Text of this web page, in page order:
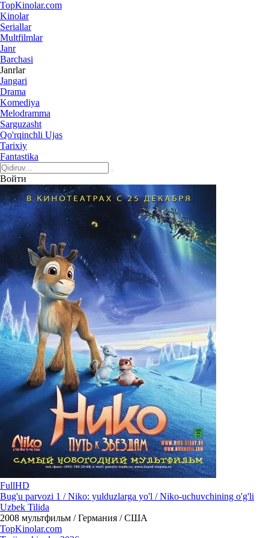
TopKinolar.com
Kinolar
Seriallar
Multfilmlar
Janr
Barchasi
Janrlar
Jangari
Drama
Komediya
Melodramma
Sarguzasht
Qo'rqinchli Ujas
Tarixiy
Fantastika
Войти
FullHD
Bug'u parvozi 1 / Niko: yulduzlarga yo'l / Niko-uchuvchining o'g'li
Uzbek Tilida
2008 мультфильм / Германия / США
TopKinolar.com